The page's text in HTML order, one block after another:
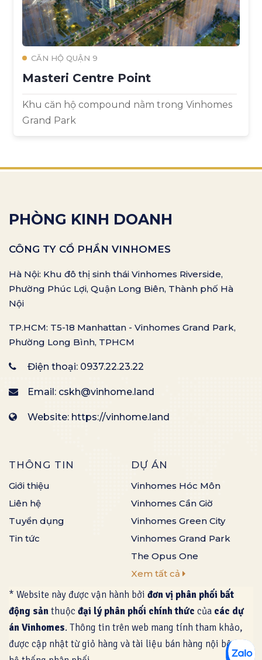
CĂN HỘ QUẬN 9
Masteri Centre Point
Khu căn hộ compound nằm trong Vinhomes
Grand Park
PHÒNG KINH DOANH
CÔNG TY CỔ PHẦN VINHOMES
Hà Nội: Khu đô thị sinh thái Vinhomes Riverside,
Phường Phúc Lợi, Quận Long Biên, Thành phố Hà
Nội
TP.HCM: T5-18 Manhattan - Vinhomes Grand Park,
Phường Long Bình, TPHCM
Điện thoại: 0937.22.23.22
Email: cskh@vinhome.land
Website: https://vinhome.land
THÔNG TIN
Giới thiệu
Liên hệ
Tuyển dụng
Tin tức
DỰ ÁN
Vinhomes Hóc Môn
Vinhomes Cần Giờ
Vinhomes Green City
Vinhomes Grand Park
The Opus One
Xem tất cả
* Website này được vận hành bởi đơn vị phân phối bất
động sảnthuộc đại lý phân phối chính thức của các dự
án Vinhomes. Thông tin trên web mang tính tham khảo,
được cập nhật từ giỏ hàng và tài liệu bán hàng nội bộ của